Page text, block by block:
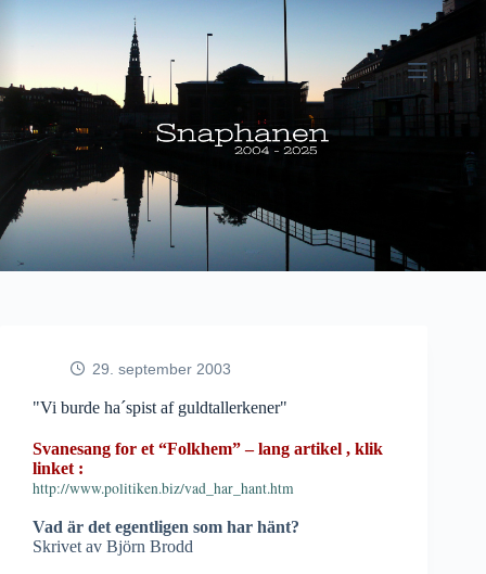
29. september 2003
"Vi burde ha´spist af guldtallerkener"
Svanesang for et “Folkhem” – lang artikel , klik
linket :
http://www.politiken.biz/vad_har_hant.htm
Vad är det egentligen som har hänt?
Skrivet av Björn Brodd